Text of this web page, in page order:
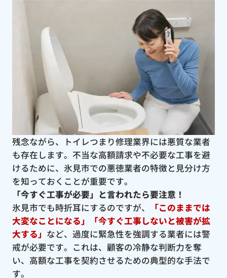
残念ながら、トイレつまり修理業界には悪質な業者
も存在します。不当な高額請求や不必要な工事を避
けるために、氷見市での悪徳業者の特徴と見分け方
を知っておくことが重要です。
「今すぐ工事が必要」と言われたら要注意！
氷見市でも時折耳にするのですが、
「このままでは
大変なことになる」「今すぐ工事しないと被害が拡
大する」 など、過度に緊急性を強調する業者には警
戒が必要です。これは、顧客の冷静な判断力を奪
い、高額な工事を契約させるための典型的な手法で
す。